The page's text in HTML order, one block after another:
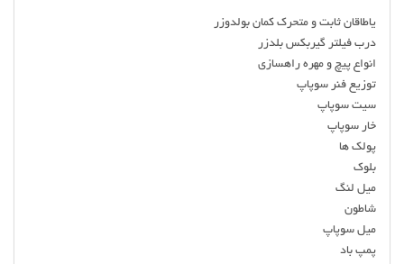
یاطاقان ثابت و متحرک کمان بولدوزر
درب فیلتر گیربکس بلدزر
انواع پیچ و مهره راهسازی
توزیع فنر سوپاپ
سیت سوپاپ
خار سوپاپ
پولک ها
بلوک
میل لنگ
شاطون
میل سوپاپ
پمپ باد